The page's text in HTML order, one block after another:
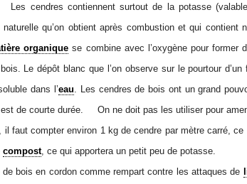
Les cendres contiennent surtout de la potasse
qu’on obtient après combustion et qui contient
organique se combine avec l’oxygène pour former
Le dépôt blanc que l’on observe sur le pourtour
dans l’eau . Les cendres de bois ont un grand
de courte durée. On ne doit pas les utiliser pour
faut compter environ 1 kg de cendre par mètre carré,
compost, ce qui apportera un petit peu de potasse.
bois en cordon comme rempart contre les attaques de